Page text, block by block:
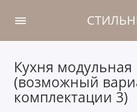
Кухня
(возможный
комплектации 3)